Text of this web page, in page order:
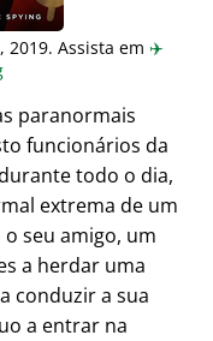
, 2019. Assista em ✈️
paranormais
funcionários da
todo o dia,
extrema de um
seu amigo, um
a herdar uma
conduzir a sua
a entrar na